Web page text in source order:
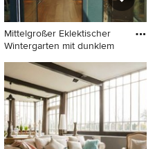
Mittelgroßer Eklektischer
Wintergarten mit dunklem
Mittelgroßer Eklektischer
Wintergarten mit dunklem
Holzboden, Kaminofen,
Kaminumrandung aus Stein,
Glasdecke und braunem
Boden in Mailand